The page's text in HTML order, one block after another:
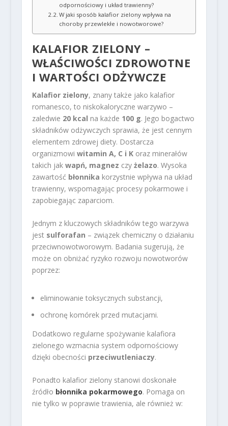
odpornościowy i układ trawienny?
W jaki sposób kalafior zielony wpływa na
choroby przewlekłe i nowotworowe?
KALAFIOR ZIELONY –
WŁAŚCIWOŚCI ZDROWOTNE
I WARTOŚCI ODŻYWCZE
Kalafior zielony, znany także jako kalafior
romanesco, to niskokaloryczne warzywo –
zaledwie 20 kcal na każde 100 g. Jego bogactwo
składników odżywczych sprawia, że jest cennym
elementem zdrowej diety. Dostarcza
organizmowi witamin A, C i Koraz minerałów
takich jak wapń, magnez czy żelazo. Wysoka
zawartość błonnika korzystnie wpływa na układ
trawienny, wspomagając procesy pokarmowe i
zapobiegając zaparciom.
Jednym z kluczowych składników tego warzywa
jest sulforafan – związek chemiczny o działaniu
przeciwnowotworowym. Badania sugerują, że
może on obniżać ryzyko rozwoju nowotworów
poprzez:
eliminowanie toksycznych substancji,
ochronę komórek przed mutacjami.
Dodatkowo regularne spożywanie kalafiora
zielonego wzmacnia system odpornościowy
dzięki obecności przeciwutleniaczy.
Ponadto kalafior zielony stanowi doskonałe
źródło błonnika pokarmowego. Pomaga on
nie tylko w poprawie trawienia, ale również w: